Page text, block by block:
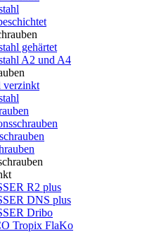
gehärtet
A2 und A4
verzinkt
R2 plus
DNS plus
Dribo
Tropix FlaKo